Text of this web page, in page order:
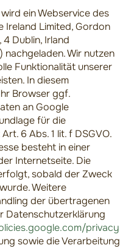
ein Webservice des
Ireland Limited, Gordon
Dublin, Irland
Wir nutzen
Funktionalität unserer
In diesem
Browser ggf.
an Google
für die
6 Abs. 1 lit. f DSGVO.
besteht in einer
Internetseite. Die
sobald der Zweck
Weitere
der übertragenen
Datenschutzerklärung
privacy
sowie die Verarbeitung